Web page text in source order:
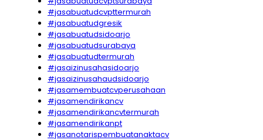
#jasabuatudcvpttermurah
#jasabuatudgresik
#jasabuatudsidoarjo
#jasabuatudsurabaya
#jasabuatudtermurah
#jasaizinusahasidoarjo
#jasaizinusahaudsidoarjo
#jasamembuatcvperusahaan
#jasamendirikancv
#jasamendirikancvtermurah
#jasamendirikanpt
#jasanotarispembuatanaktacv